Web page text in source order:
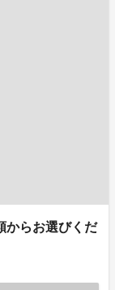
からお選びくだ